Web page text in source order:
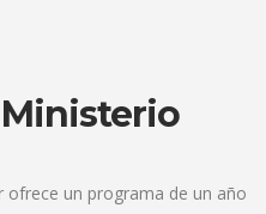
ofrece un programa de un año